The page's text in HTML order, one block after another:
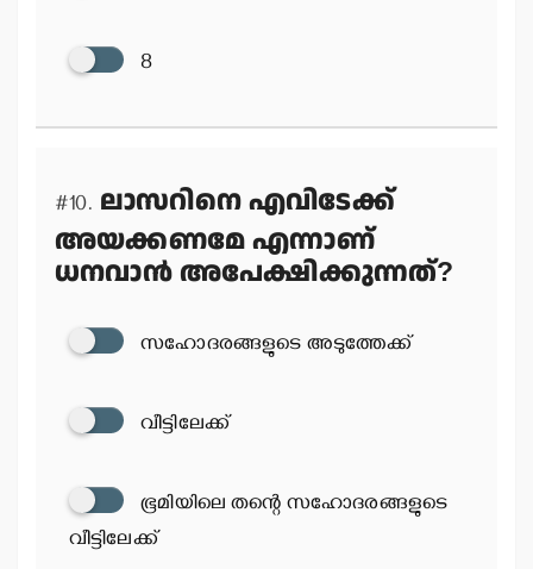
8
#10. ലാസറിനെ എവിടേക്ക്
അയക്കണമേ എന്നാണ്
ധനവാന്‍ അപേക്ഷിക്കുന്നത്?
സഹോദരങ്ങളുടെ അടുത്തേക്ക്
വീട്ടിലേക്ക്
ഭൂമിയിലെ തന്റെ സഹോദരങ്ങളുടെ
വീട്ടിലേക്ക്